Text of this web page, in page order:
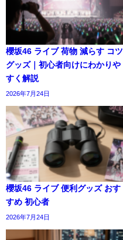
櫻坂46 ライブ 荷物 減らす コツ
グッズ｜初心者向けにわかりや
すく解説
2026年7月24日
櫻坂46 ライブ 便利グッズ おす
すめ 初心者
2026年7月24日